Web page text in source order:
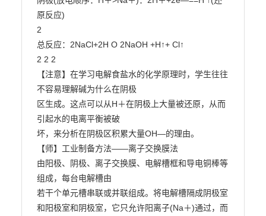
原反应)
2
总反应：2NaCl+2H O 2NaOH +H↑+ Cl↑
2 2 2
【注意】在学习电解食盐水的化学原理时，学生往往
不容易理解碱为什么在阴极
区生成。这点可以从H＋在阴极上大量被还原，从而
引起水的电离平衡被破
坏，来分析在阴极区积累大量OH―的理由。
【师】工业制备方法——离子交换膜法
由阳极、阴极、离子交换膜、电解槽框和导电铜棒等
组成，每台电解槽由
若干个单元槽串联或并联组成。将电解槽隔成阴极室
和阳极室和阴极室，它只允许阳离子(Na＋)通过，而